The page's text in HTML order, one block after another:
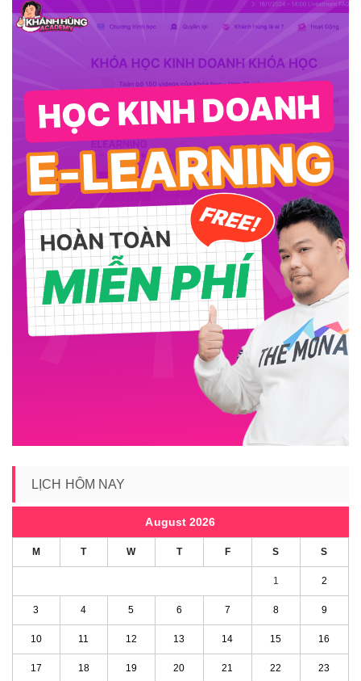
LỊCH HÔM NAY
August 2026
M T W T F S S
1 2
3 4 5 6 7 8 9
10 11 12 13 14 15 16
17 18 19 20 21 22 23